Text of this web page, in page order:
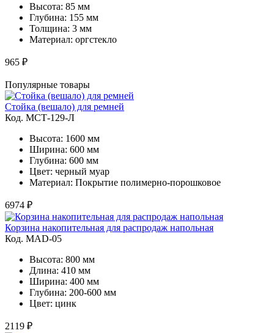
Высота: 85 мм
Глубина: 155 мм
Толщина: 3 мм
Материал: оргстекло
965 ₽
Популярные товары
Стойка (вешало) для ремней
Код. MСТ-129-Л
Высота: 1600 мм
Ширина: 600 мм
Глубина: 600 мм
Цвет: черный муар
Материал: Покрытие полимерно-порошковое
6974 ₽
Корзина накопительная для распродаж напольная
Код. MAD-05
Высота: 800 мм
Длина: 410 мм
Ширина: 400 мм
Глубина: 200-600 мм
Цвет: цинк
2119 ₽